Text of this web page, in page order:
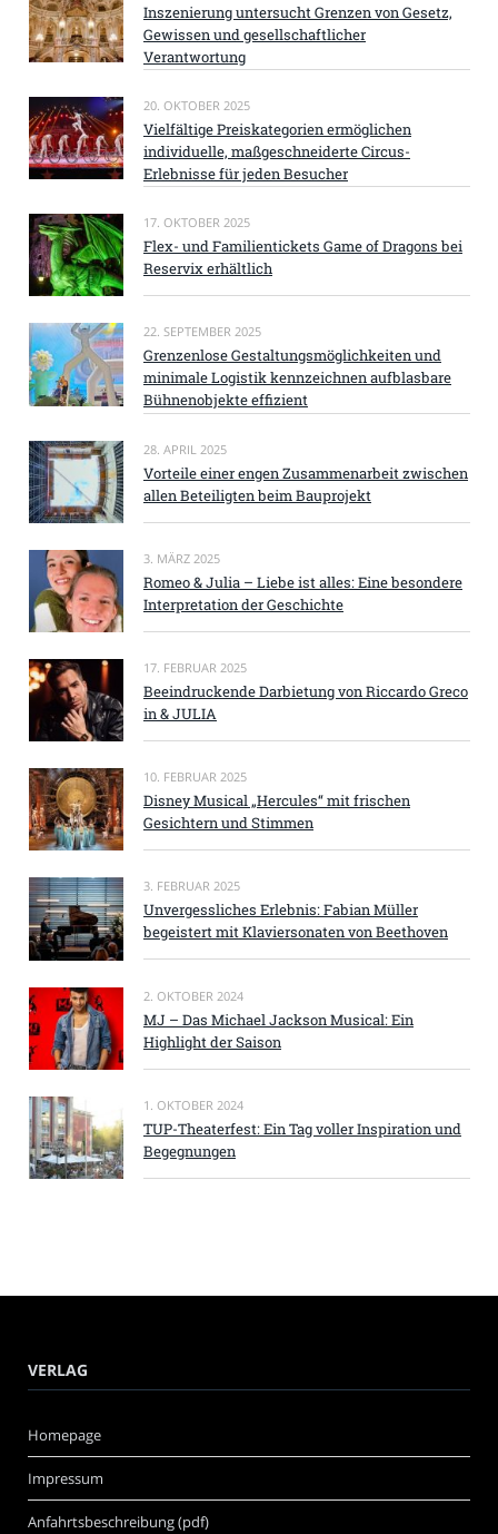
Inszenierung untersucht Grenzen von Gesetz,
Gewissen und gesellschaftlicher
Verantwortung
20. OKTOBER 2025
Vielfältige Preiskategorien ermöglichen
individuelle, maßgeschneiderte Circus-
Erlebnisse für jeden Besucher
17. OKTOBER 2025
Flex- und Familientickets Game of Dragons bei
Reservix erhältlich
22. SEPTEMBER 2025
Grenzenlose Gestaltungsmöglichkeiten und
minimale Logistik kennzeichnen aufblasbare
Bühnenobjekte effizient
28. APRIL 2025
Vorteile einer engen Zusammenarbeit zwischen
allen Beteiligten beim Bauprojekt
3. MÄRZ 2025
Romeo & Julia – Liebe ist alles: Eine besondere
Interpretation der Geschichte
17. FEBRUAR 2025
Beeindruckende Darbietung von Riccardo Greco
in & JULIA
10. FEBRUAR 2025
Disney Musical „Hercules“ mit frischen
Gesichtern und Stimmen
3. FEBRUAR 2025
Unvergessliches Erlebnis: Fabian Müller
begeistert mit Klaviersonaten von Beethoven
2. OKTOBER 2024
MJ – Das Michael Jackson Musical: Ein
Highlight der Saison
1. OKTOBER 2024
TUP-Theaterfest: Ein Tag voller Inspiration und
Begegnungen
VERLAG
Homepage
Impressum
Anfahrtsbeschreibung (pdf)